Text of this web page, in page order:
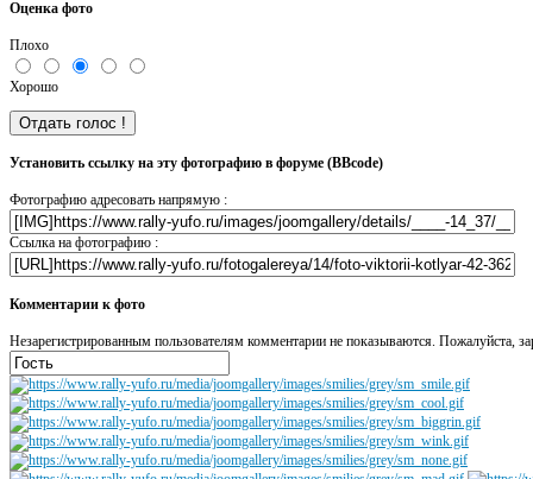
Оценка фото
Плохо
Хорошо
Установить ссылку на эту фотографию в форуме (BBcode)
Фотографию адресовать напрямую :
Ссылка на фотографию :
Комментарии к фото
Незарегистрированным пользователям комментарии не показываются. Пожалуйста,